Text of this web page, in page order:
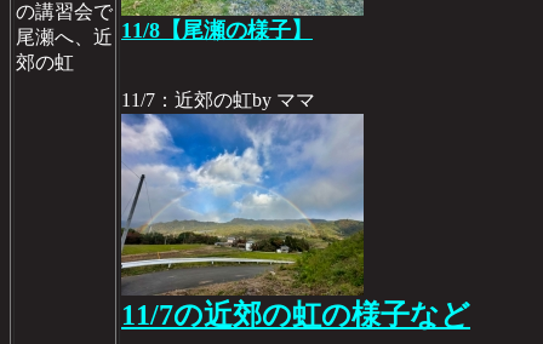
の講習会で
尾瀬へ、近
郊の虹
11/8【尾瀬の様子】
11/7：近郊の虹by ママ
11/7の近郊の虹の様子など